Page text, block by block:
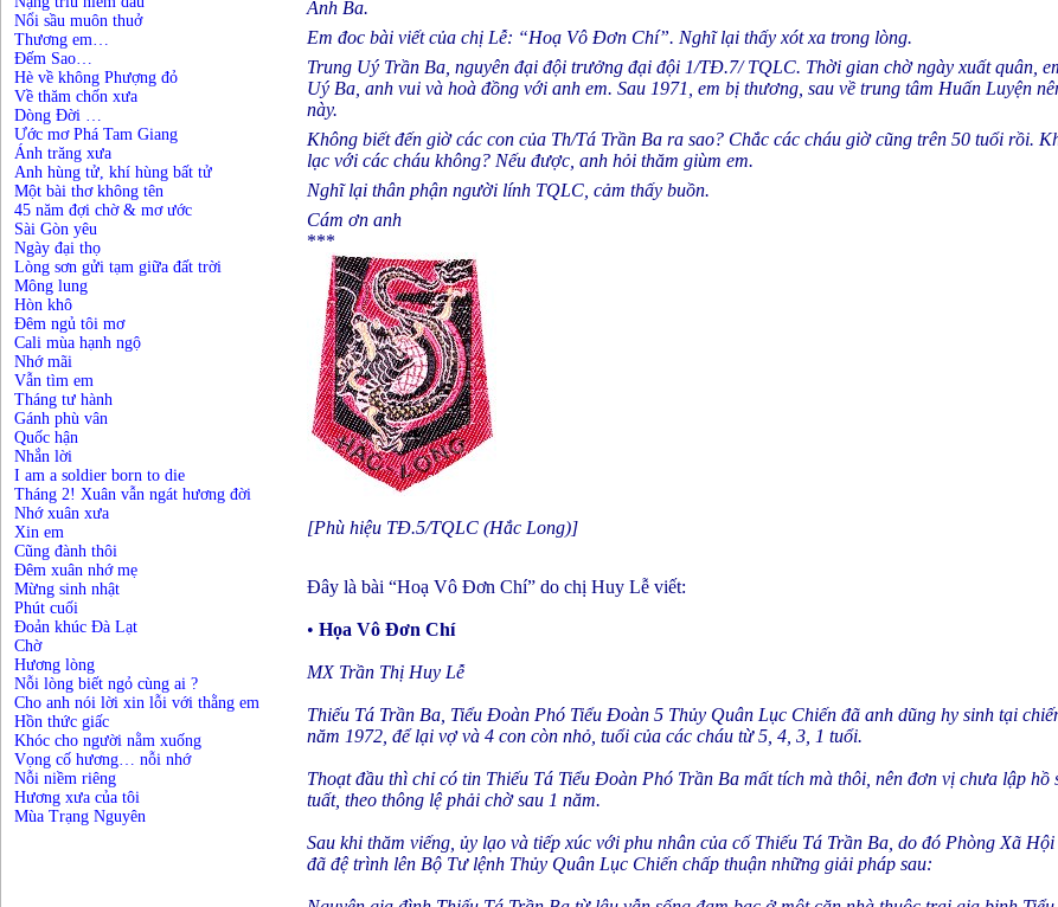
Nổi sầu muôn thuở
Thương em…
Đếm Sao…
Hè về không Phượng đỏ
Về thăm chốn xưa
Dòng Đời …
Ước mơ Phá Tam Giang
Ánh trăng xưa
Anh hùng tử, khí hùng bất tử
Một bài thơ không tên
45 năm đợi chờ & mơ ước
Sài Gòn yêu
Ngày đại thọ
Lòng sơn gửi tạm giữa đất trời
Mông lung
Hòn khô
Đêm ngủ tôi mơ
Cali mùa hạnh ngộ
Nhớ mãi
Vẫn tìm em
Tháng tư hành
Gánh phù vân
Quốc hận
Nhắn lời
I am a soldier born to die
Tháng 2! Xuân vẫn ngát hương đời
Nhớ xuân xưa
Xin em
Cũng đành thôi
Đêm xuân nhớ mẹ
Mừng sinh nhật
Phút cuối
Đoản khúc Đà Lạt
Chờ
Hương lòng
Nỗi lòng biết ngỏ cùng ai ?
Cho anh nói lời xin lỗi với thằng em
Hồn thức giấc
Khóc cho người nằm xuống
Vọng cố hương… nỗi nhớ
Nỗi niềm riêng
Hương xưa của tôi
Mùa Trạng Nguyên
Anh Ba.
Em đoc bài viết của chị Lễ: “Hoạ Vô Đơn Chí”. Nghĩ lại thấy xót xa trong lòng.
Trung Uý Trần Ba, nguyên đại đội trưởng đại đội 1/TĐ.7/ TQLC. Thời gian chờ ngày xuất quân,
Uý Ba, anh vui và hoà đồng với anh em. Sau 1971, em bị thương, sau về trung tâm Huấn Luyện
này.
Không biết đến giờ các con của Th/Tá Trần Ba ra sao? Chắc các cháu giờ cũng trên 50 tuổi rồi.
lạc với các cháu không? Nếu được, anh hỏi thăm giùm em.
Nghĩ lại thân phận người lính TQLC, cảm thấy buồn.
Cám ơn anh
***
[Phù hiệu TĐ.5/TQLC (Hắc Long)]
Đây là bài “Hoạ Vô Đơn Chí” do chị Huy Lễ viết:
• Họa Vô Đơn Chí
MX Trần Thị Huy Lễ
Thiếu Tá Trần Ba, Tiểu Đoàn Phó Tiểu Đoàn 5 Thủy Quân Lục Chiến đã anh dũng hy sinh tại
năm 1972, để lại vợ và 4 con còn nhỏ, tuổi của các cháu từ 5, 4, 3, 1 tuổi.
Thoạt đầu thì chỉ có tin Thiếu Tá Tiểu Đoàn Phó Trần Ba mất tích mà thôi, nên đơn vị chưa lập hồ
tuất, theo thông lệ phải chờ sau 1 năm.
Sau khi thăm viếng, ủy lạo và tiếp xúc với phu nhân của cố Thiếu Tá Trần Ba, do đó Phòng Xã
đã đệ trình lên Bộ Tư lệnh Thủy Quân Lục Chiến chấp thuận những giải pháp sau: